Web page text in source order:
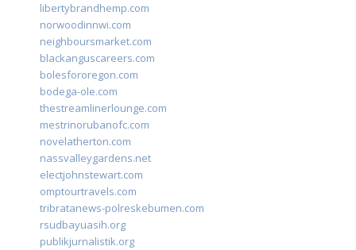
libertybrandhemp.com
norwoodinnwi.com
neighboursmarket.com
blackanguscareers.com
bolesfororegon.com
bodega-ole.com
thestreamlinerlounge.com
mestrinorubanofc.com
novelatherton.com
nassvalleygardens.net
electjohnstewart.com
omptourtravels.com
tribratanews-polreskebumen.com
rsudbayuasih.org
publikjurnalistik.org